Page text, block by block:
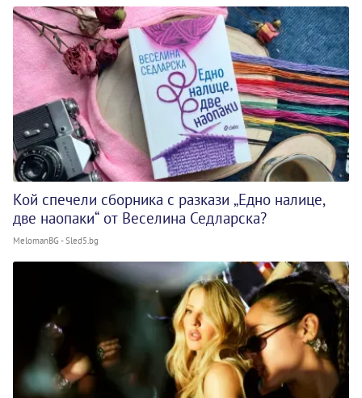
Кой спечели сборника с разкази „Едно налице,
две наопаки“ от Веселина Седларска?
MelomanBG - Sled5.bg